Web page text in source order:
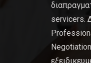
servicers.